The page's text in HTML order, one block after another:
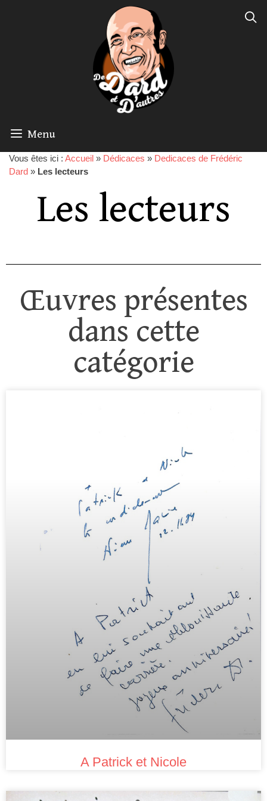
Menu
Vous êtes ici : Accueil » Dédicaces » Dedicaces de Frédéric
Dard » Les lecteurs
Les lecteurs
Œuvres présentes
dans cette
catégorie
A Patrick et Nicole